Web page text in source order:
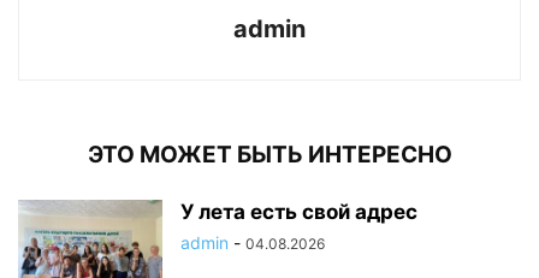
admin
ЭТО МОЖЕТ БЫТЬ ИНТЕРЕСНО
У лета есть свой адрес
admin - 04.08.2026